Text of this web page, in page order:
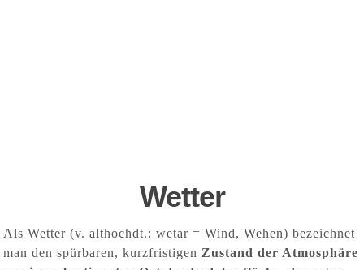
Wetter
Als Wetter (v. althochdt.: wetar = Wind, Wehen) bezeichnet
man den spürbaren, kurzfristigenZustand der Atmosphäre